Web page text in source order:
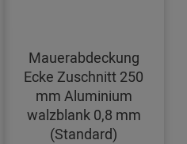
Mauerabdeckung
Ecke Zuschnitt 250
mm Aluminium
walzblank 0,8 mm
(Standard)